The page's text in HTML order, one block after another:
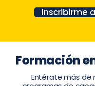
Inscribirme
Formación
Entérate más de